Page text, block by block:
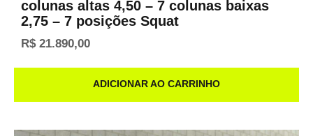
colunas altas 4,50 – 7 colunas baixas
2,75 – 7 posições Squat
R$21.890,00
ADICIONAR AO CARRINHO